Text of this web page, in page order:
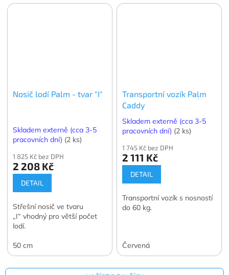
Nosič lodí Palm - tvar "I"
Skladem externě (cca 3-5
pracovních dní) (2 ks)
1 825 Kč bez DPH
2 208 Kč
DETAIL
Střešní nosič ve tvaru
„I“ vhodný pro větší počet
lodí.
50 cm
Transportní vozík Palm
Caddy
Skladem externě (cca 3-5
pracovních dní) (2 ks)
1 745 Kč bez DPH
2 111 Kč
DETAIL
Transportní vozík s nosností
do 60 kg.
Červená